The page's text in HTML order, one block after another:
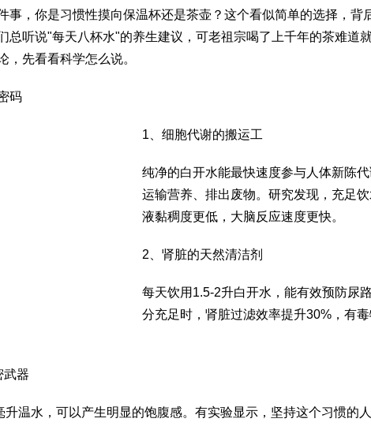
事，你是习惯性摸向保温杯还是茶壶？这个看似简单的选择，背
总听说"每天八杯水"的养生建议，可老祖宗喝了上千年的茶难道
，先看看科学怎么说。
码
1、细胞代谢的搬运工
纯净的白开水能最快速度参与人体新陈
运输营养、排出废物。研究发现，充足饮
液黏稠度更低，大脑反应速度更快。
2、肾脏的天然清洁剂
每天饮用1.5-2升白开水，能有效预防尿
分充足时，肾脏过滤效率提升30%，有
武器
升温水，可以产生明显的饱腹感。有实验显示，坚持这个习惯的